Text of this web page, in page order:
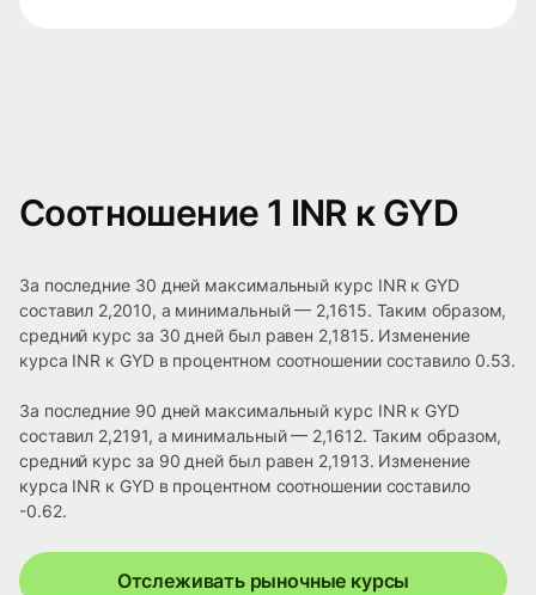
Соотношение 1 INR к GYD
За последние 30 дней максимальный курс INR к GYD
составил 2,2010, а минимальный — 2,1615. Таким образом,
средний курс за 30 дней был равен 2,1815. Изменение
курса INR к GYD в процентном соотношении составило 0.53.
За последние 90 дней максимальный курс INR к GYD
составил 2,2191, а минимальный — 2,1612. Таким образом,
средний курс за 90 дней был равен 2,1913. Изменение
курса INR к GYD в процентном соотношении составило
-0.62.
Отслеживать рыночные курсы